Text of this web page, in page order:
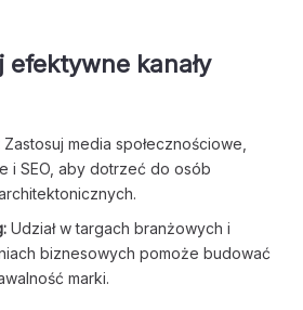
kanały
Zastosuj media społecznościowe,
i SEO, aby dotrzeć do osób
Udział w targach branżowych i
biznesowych pomoże budować
marki.